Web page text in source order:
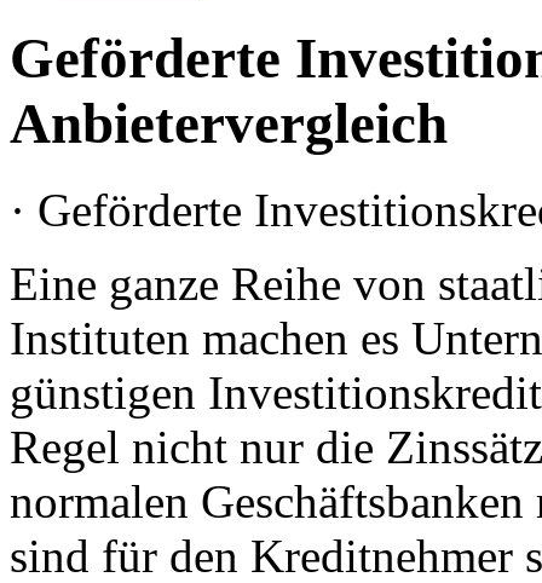
Geförderte
Anbietervergleich
· Geförderte
Eine ganze Reihe von
Instituten machen es
günstigen
Regel nicht nur die
normalen
sind für den Kreditnehmer